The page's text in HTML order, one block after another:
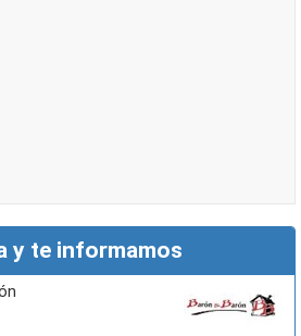
y te informamos